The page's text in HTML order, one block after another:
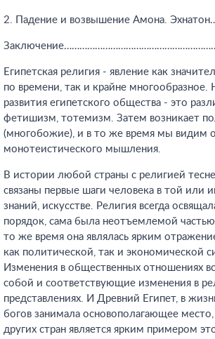
2. Падение и возвышение Амона.
Египетская религия - явление как
по времени, так и крайне многообразное.
развития египетского общества - это
фетишизм, тотемизм. Затем возникает
(многобожие), и в то же время мы видим
монотеистического мышления.
В истории любой страны с религией
связаны первые шаги человека в той или
знаний, искусстве. Религия всегда
порядок, сама была неотъемлемой
то же время она являлась ярким
как политической, так и экономической
Изменения в общественных отношениях
собой и соответствующие изменения в
представлениях. И Древний Египет, в
богов занимала основополагающее место,
других стран является ярким примером